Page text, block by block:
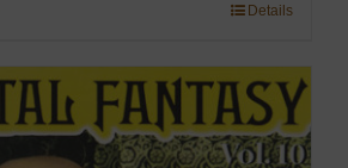
Details